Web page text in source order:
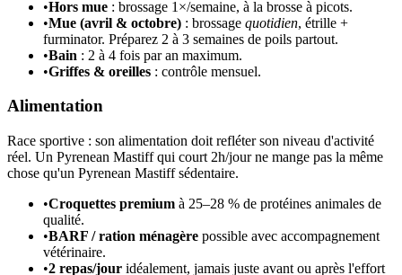
•Hors mue : brossage 1×/semaine, à la brosse à picots.
•Mue (avril & octobre) : brossage quotidien, étrille +
furminator. Préparez 2 à 3 semaines de poils partout.
•Bain : 2 à 4 fois par an maximum.
•Griffes & oreilles : contrôle mensuel.
Alimentation
Race sportive : son alimentation doit refléter son niveau d'activité
réel. Un Pyrenean Mastiff qui court 2h/jour ne mange pas la même
chose qu'un Pyrenean Mastiff sédentaire.
•Croquettes premium à 25–28 % de protéines animales de
qualité.
•BARF / ration ménagère possible avec accompagnement
vétérinaire.
•2 repas/jour idéalement, jamais juste avant ou après l'effort